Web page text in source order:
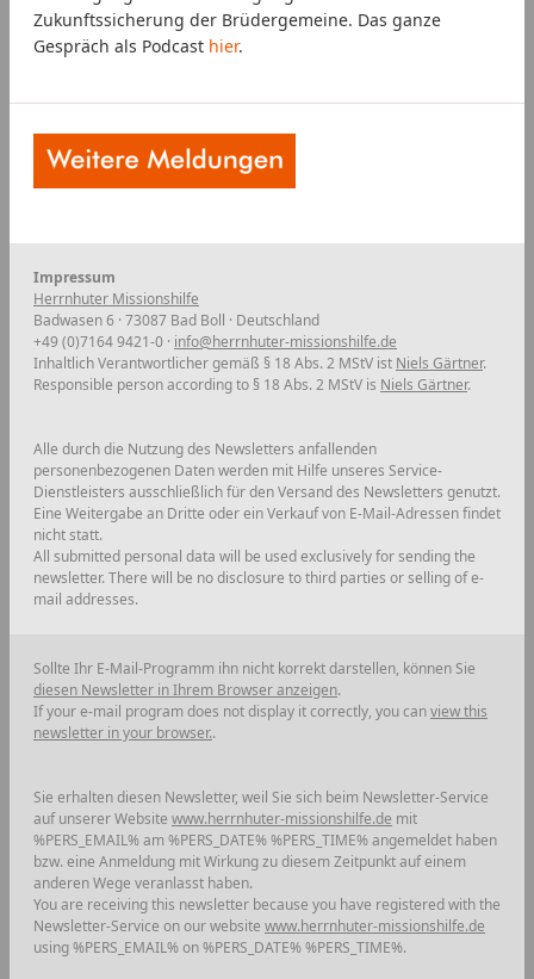
Zukunftssicherung der Brüdergemeine. Das ganze
Gespräch als Podcast hier.
Impressum
Herrnhuter Missionshilfe
Badwasen 6 · 73087 Bad Boll · Deutschland
+49 (0)7164 9421-0 · info@herrnhuter-missionshilfe.de
Inhaltlich Verantwortlicher gemäß § 18 Abs. 2 MStV ist Niels Gärtner.
Responsible person according to § 18 Abs. 2 MStV is Niels Gärtner.
Alle durch die Nutzung des Newsletters anfallenden
personenbezogenen Daten werden mit Hilfe unseres Service-
Dienstleisters ausschließlich für den Versand des Newsletters genutzt.
Eine Weitergabe an Dritte oder ein Verkauf von E-Mail-Adressen findet
nicht statt.
All submitted personal data will be used exclusively for sending the
newsletter. There will be no disclosure to third parties or selling of e-
mail addresses.
Sollte Ihr E-Mail-Programm ihn nicht korrekt darstellen, können Sie
diesen Newsletter in Ihrem Browser anzeigen.
If your e-mail program does not display it correctly, you canview this
newsletter in your browser..
Sie erhalten diesen Newsletter, weil Sie sich beim Newsletter-Service
auf unserer Website www.herrnhuter-missionshilfe.de mit
%PERS_EMAIL% am %PERS_DATE% %PERS_TIME%angemeldet haben
bzw. eine Anmeldung mit Wirkung zu diesem Zeitpunkt auf einem
anderen Wege veranlasst haben.
You are receiving this newsletter because you have registered with the
Newsletter-Service on our website www.herrnhuter-missionshilfe.de
using%PERS_EMAIL% on %PERS_DATE% %PERS_TIME%.